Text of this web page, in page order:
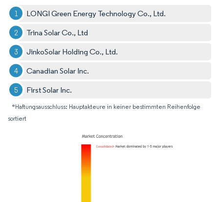
LONGI Green Energy Technology Co., Ltd.
Trina Solar Co., Ltd
JinkoSolar Holding Co., Ltd.
Canadian Solar Inc.
First Solar Inc.
*Haftungsausschluss: Hauptakteure in keiner bestimmten Reihenfolge
sortiert